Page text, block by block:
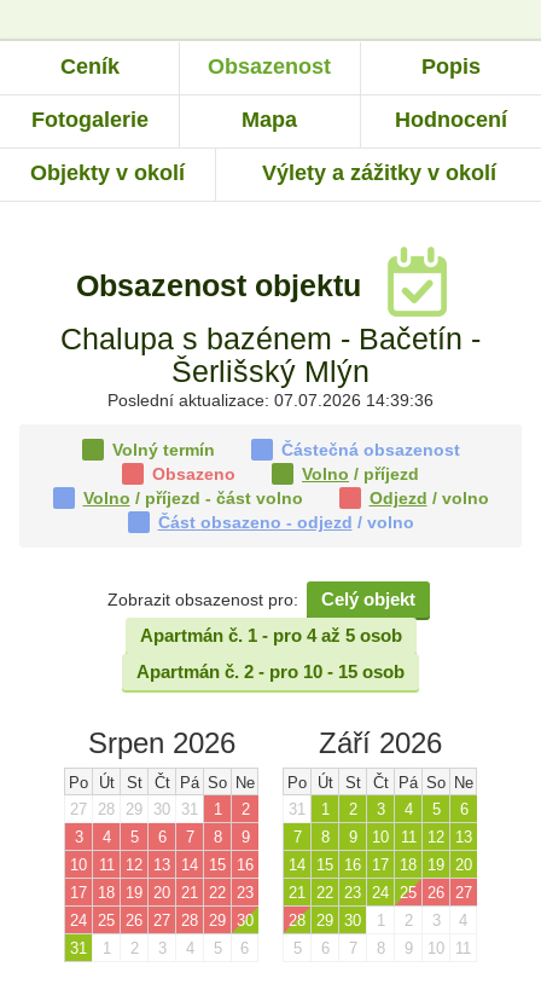
Ceník Obsazenost Popis
Fotogalerie Mapa Hodnocení
Objekty v okolí Výlety a zážitky v okolí
Obsazenost objektu
Chalupa s bazénem - Bačetín -
Šerlišský Mlýn
Poslední aktualizace: 07.07.2026 14:39:36
Volný termín
Částečná obsazenost
Obsazeno
Volno / příjezd
Volno / příjezd - část volno Odjezd / volno
Část obsazeno - odjezd / volno
Zobrazit obsazenost pro:
Celý objekt
Apartmán č. 1 - pro 4 až 5 osob
Apartmán č. 2 - pro 10 - 15 osob
Srpen 2026
Po Út St Čt Pá So Ne
27
28 29 30 31 1
2
3
4 5 6 7 8
9
10
11 12 13 14 15
16
17
18 19 20 21 22 23
24 25 26 27 28 29 30
31
1 2 3 4 5 6
Září 2026
Po Út St Čt Pá So Ne
31
1 2 3 4 5
6
7
8 9 10 11 12
13
14
15 16 17 18 19 20
21 22 23 24 25 26 27
28 29 30 1 2 3
4
5
6 7 8 9 10 11